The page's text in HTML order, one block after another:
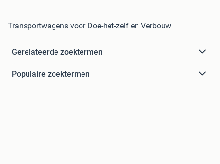
Transportwagens voor Doe-het-zelf en Verbouw
Gerelateerde zoektermen
Populaire zoektermen